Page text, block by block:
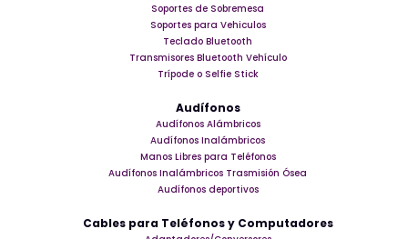
Soportes de Sobremesa
Soportes para Vehiculos
Teclado Bluetooth
Transmisores Bluetooth Vehículo
Trípode o Selfie Stick
Audífonos
Audífonos Alámbricos
Audífonos Inalámbricos
Manos Libres para Teléfonos
Audífonos Inalámbricos Trasmisión Ósea
Audífonos deportivos
Cables para Teléfonos y Computadores